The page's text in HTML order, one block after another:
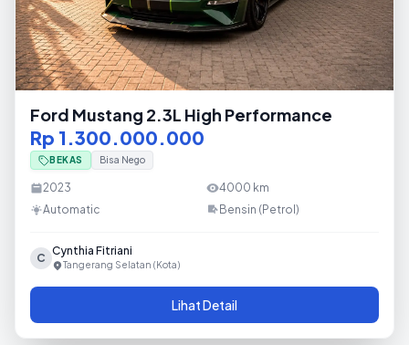
Ford Mustang 2.3L High Performance
Rp 1.300.000.000
BEKAS Bisa Nego
2023 4000 km
Automatic
Bensin (Petrol)
C Cynthia Fitriani
Tangerang Selatan (Kota)
Lihat Detail